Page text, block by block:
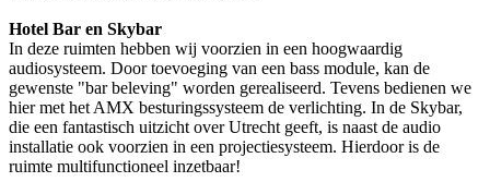
Hotel Bar en Skybar
In deze ruimten hebben wij voorzien in een hoogwaardig
audiosysteem. Door toevoeging van een bass module, kan de
gewenste "bar beleving" worden gerealiseerd. Tevens bedienen we
hier met het AMX besturingssysteem de verlichting. In de Skybar,
die een fantastisch uitzicht over Utrecht geeft, is naast de audio
installatie ook voorzien in een projectiesysteem. Hierdoor is de
ruimte multifunctioneel inzetbaar!